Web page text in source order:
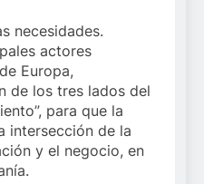
necesidades.
actores
Europa,
de los tres lados del
para que la
intersección de la
y el negocio, en